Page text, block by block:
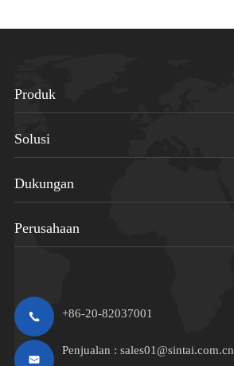
Produk
Solusi
Dukungan
Perusahaan
+86-20-82037001
Penjualan : sales01@sintai.com.cn